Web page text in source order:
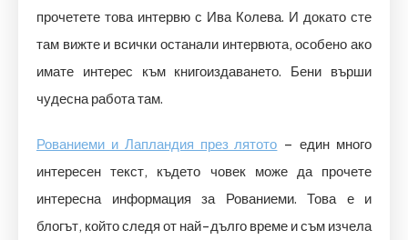
прочетете това интервю с Ива Колева. И докато сте
там вижте и всички останали интервюта, особено ако
имате интерес към книгоиздаването. Бени върши
чудесна работа там.
Рованиеми и Лапландия през лятото – един много
интересен текст, където човек може да прочете
интересна информация за Рованиеми. Това е и
блогът, който следя от най-дълго време и съм изчела